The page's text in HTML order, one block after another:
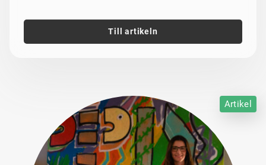
Till artikeln
Artikel